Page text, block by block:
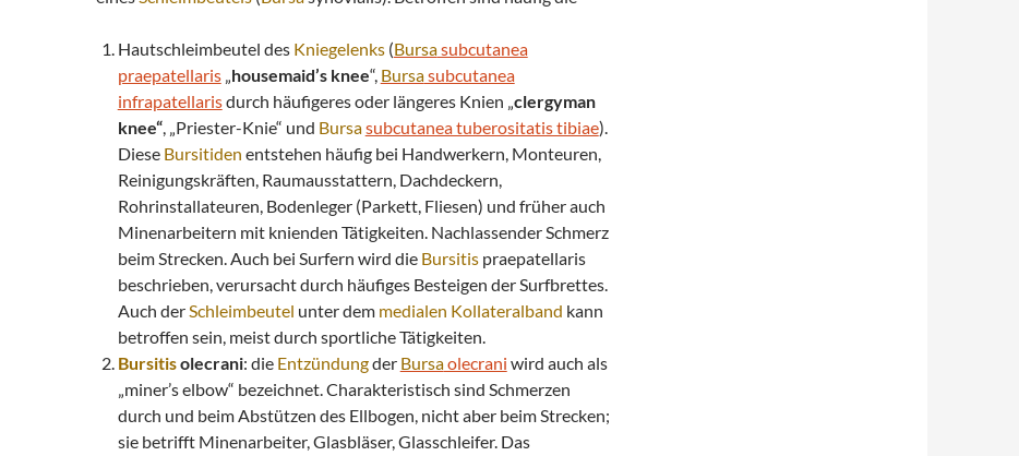
Hautschleimbeutel des Kniegelenks(Bursasubcutanea
praepatellaris„housemaid’s knee“, Bursasubcutanea
infrapatellarisdurch häufigeres oder längeres Knien „clergyman
knee“, „Priester-Knie“ und Bursasubcutanea tuberositatis tibiae).
Diese Bursitiden entstehen häufig bei Handwerkern, Monteuren,
Reinigungskräften, Raumausstattern, Dachdeckern,
Rohrinstallateuren, Bodenleger (Parkett, Fliesen) und früher auch
Minenarbeitern mit knienden Tätigkeiten. Nachlassender Schmerz
beim Strecken. Auch bei Surfern wird die Bursitispraepatellaris
beschrieben, verursacht durch häufiges Besteigen der Surfbrettes.
Auch derSchleimbeutel unter dem medialen Kollateralband kann
betroffen sein, meist durch sportliche Tätigkeiten.
Bursitisolecrani: die Entzündungder Bursaolecrani wird auch als
„miner’s elbow“ bezeichnet. Charakteristisch sind Schmerzen
durch und beim Abstützen des Ellbogen, nicht aber beim Strecken;
sie betrifft Minenarbeiter, Glasbläser, Glasschleifer. Das